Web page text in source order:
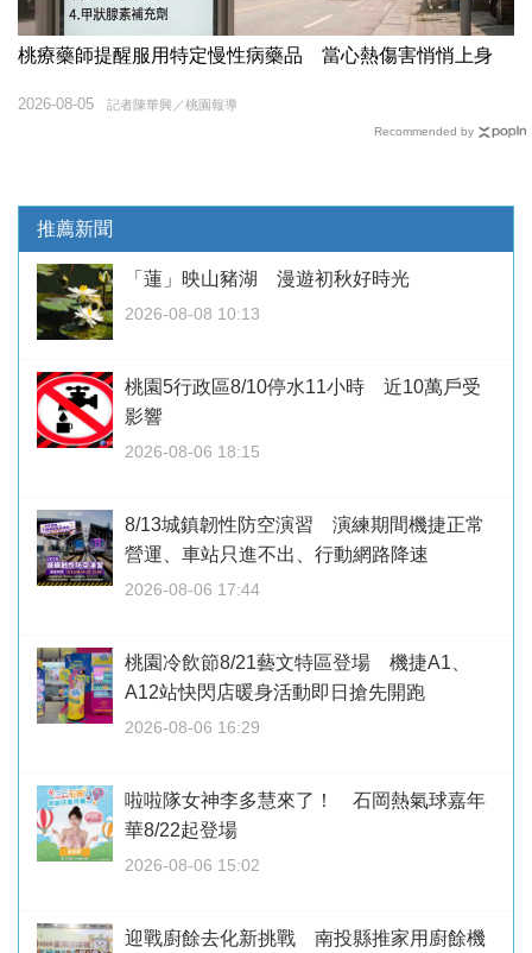
桃療藥師提醒服用特定慢性病藥品 當心熱傷害悄悄上身
記者陳華興／桃園報導
2026-08-05
Recommended by
推薦新聞
「蓮」映山豬湖 漫遊初秋好時光
2026-08-08 10:13
桃園5行政區8/10停水11小時 近10萬戶受
影響
2026-08-06 18:15
8/13城鎮韌性防空演習 演練期間機捷正常
營運、車站只進不出、行動網路降速
2026-08-06 17:44
桃園冷飲節8/21藝文特區登場 機捷A1、
A12站快閃店暖身活動即日搶先開跑
2026-08-06 16:29
啦啦隊女神李多慧來了！ 石岡熱氣球嘉年
華8/22起登場
2026-08-06 15:02
迎戰廚餘去化新挑戰 南投縣推家用廚餘機